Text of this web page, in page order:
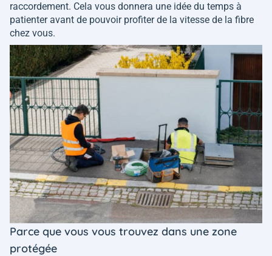
raccordement. Cela vous donnera une idée du temps à
patienter avant de pouvoir profiter de la vitesse de la fibre
chez vous.
Parce que vous vous trouvez dans une zone
protégée